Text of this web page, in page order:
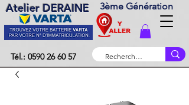
Atelier DERAINE 3ème Génération
Tél.: 0590 26 60 57